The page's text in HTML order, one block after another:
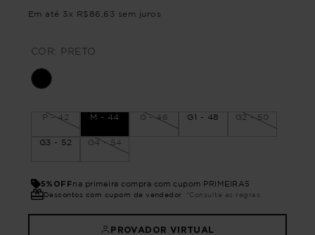
Em até 3x R$ 86 63 sem juros
COR: PRETO
P - 42 M - 44 G - 46 G1 - 48 G2 - 50
G3 - 52 G4 - 54
5%OFFna primeira compra com cupom PRIMEIRA5
Descontos com cupom de vendedor *Consulte as regras
PROVADOR VIRTUAL